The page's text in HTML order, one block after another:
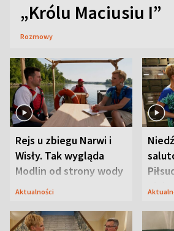
„Królu Maciusiu I”
Rozmowy
Rejs u zbiegu Narwi i
Wisły. Tak wygląda
Modlin od strony wody
Aktualności